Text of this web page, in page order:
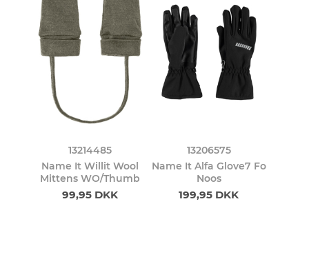
13214485
Name It Willit Wool
Mittens WO/Thumb
99,95 DKK
13206575
Name It Alfa Glove7 Fo
Noos
199,95 DKK